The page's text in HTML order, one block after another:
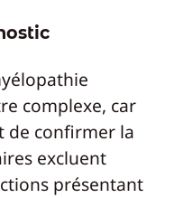
complexe, car
de confirmer la
excluent
présentant